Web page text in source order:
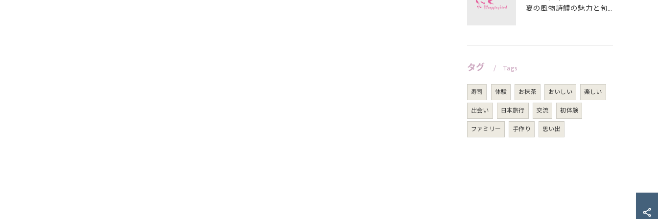
夏の風物詩鱧の魅力と旬の食べ方
タグ Tags
寿司 体験 お抹茶 おいしい
楽しい
出会い
日本旅行 交流
初体験
ファミリー
手作り 思い出